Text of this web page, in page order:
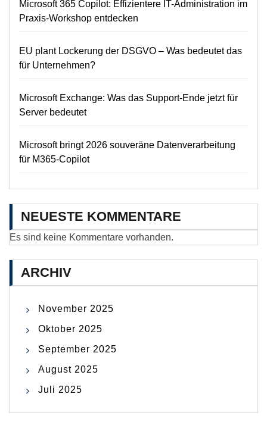
Microsoft 365 Copilot: Effizientere IT-Administration im
Praxis-Workshop entdecken
EU plant Lockerung der DSGVO – Was bedeutet das
für Unternehmen?
Microsoft Exchange: Was das Support-Ende jetzt für
Server bedeutet
Microsoft bringt 2026 souveräne Datenverarbeitung
für M365-Copilot
NEUESTE KOMMENTARE
Es sind keine Kommentare vorhanden.
ARCHIV
November 2025
Oktober 2025
September 2025
August 2025
Juli 2025